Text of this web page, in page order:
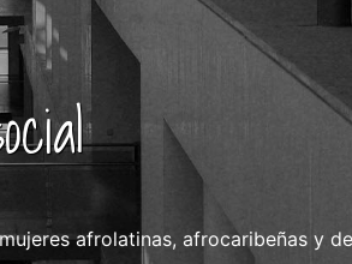
abierto
afrolatinas, afrocaribeñas y